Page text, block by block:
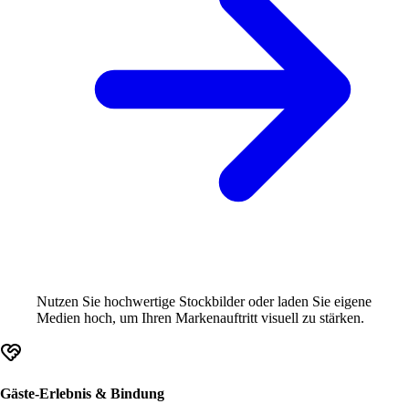
Nutzen Sie hochwertige Stockbilder oder laden Sie eigene
Medien hoch, um Ihren Markenauftritt visuell zu stärken.
Gäste-Erlebnis & Bindung